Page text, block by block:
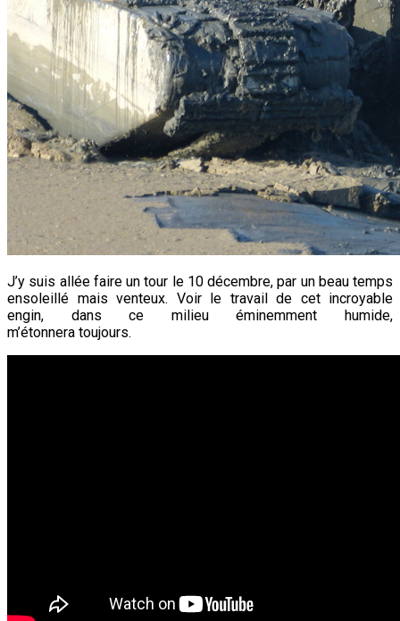
J’y suis allée faire un tour le 10 décembre, par un beau temps
ensoleillé mais venteux. Voir le travail de cet incroyable
engin, dans ce milieu éminemment humide,
m’étonnera toujours.